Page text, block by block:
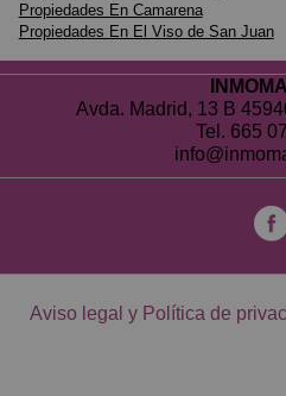
Propiedades En Camarena
Propiedades En El Viso de San Juan
Avda. Madrid, 13 B
Tel. 665
Aviso legal y Política de